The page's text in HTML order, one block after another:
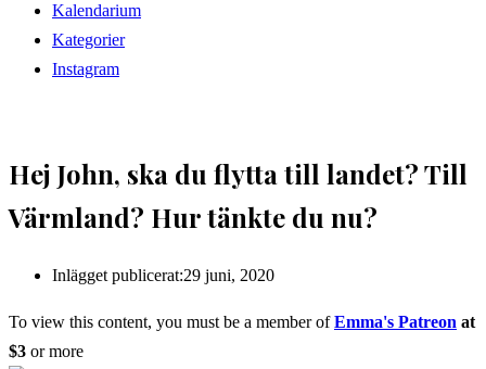
Kalendarium
Kategorier
Instagram
Hej John, ska du flytta till landet? Till
Värmland? Hur tänkte du nu?
Inlägget publicerat:29 juni, 2020
To view this content, you must be a member ofEmma's Patreon at
$3 or more